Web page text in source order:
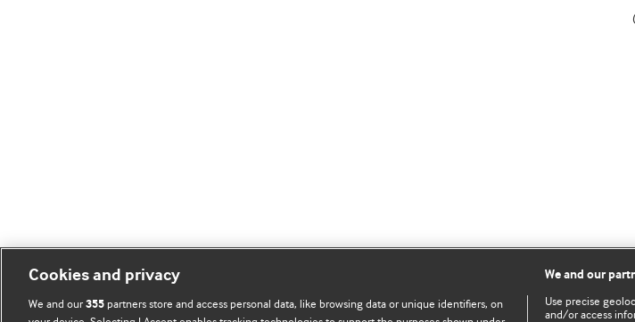
Cookies and privacy
We and our355 partners store and access personal data, like browsing data or unique identifiers, on
We and our
Use precise
and/or access